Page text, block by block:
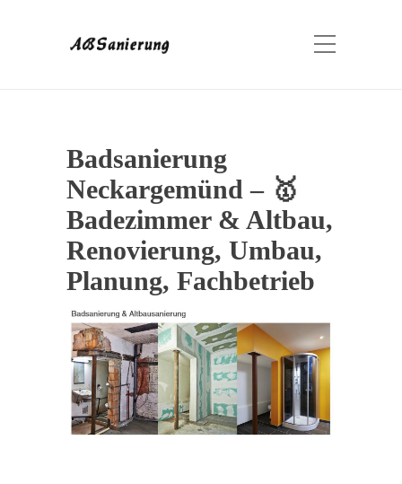
Badsanierung
Neckargemünd – 🥇
Badezimmer & Altbau,
Renovierung, Umbau,
Planung, Fachbetrieb